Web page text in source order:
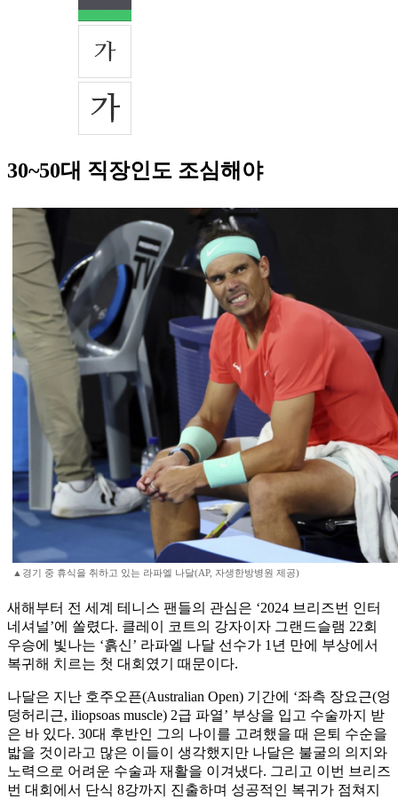
30~50대 직장인도 조심해야
▲경기 중 휴식을 취하고 있는 라파엘 나달(AP, 자생한방병원 제공)
새해부터 전 세계 테니스 팬들의 관심은 ‘2024 브리즈번 인터
네셔널’에 쏠렸다. 클레이 코트의 강자이자 그랜드슬램 22회
우승에 빛나는 ‘흙신’ 라파엘 나달 선수가 1년 만에 부상에서
복귀해 치르는 첫 대회였기 때문이다.
나달은 지난 호주오픈(Australian Open) 기간에 ‘좌측 장요근(엉
덩허리근, iliopsoas muscle) 2급 파열’ 부상을 입고 수술까지 받
은 바 있다. 30대 후반인 그의 나이를 고려했을 때 은퇴 수순을
밟을 것이라고 많은 이들이 생각했지만 나달은 불굴의 의지와
노력으로 어려운 수술과 재활을 이겨냈다. 그리고 이번 브리즈
번 대회에서 단식 8강까지 진출하며 성공적인 복귀가 점쳐지